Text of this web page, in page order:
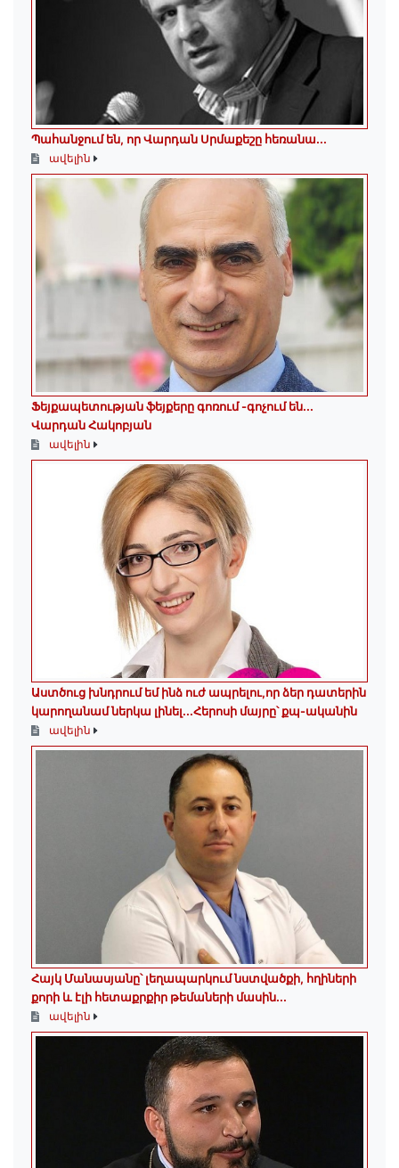
Պահանջում են, որ Վարդան Սրմաքեշը հեռանա․․․
ավելին
Ֆեյքապետության ֆեյքերը գոռում -գոչում են․․․
Վարդան Հակոբյան
ավելին
Աստծուց խնդրում եմ ինձ ուժ ապրելու,որ ձեր դատերին
կարողանամ ներկա լինել․․․Հերոսի մայրը՝ քպ-ականին
ավելին
Հայկ Մանասյանը՝ լեղապարկում նստվածքի, հղիների
քորի և էլի հետաքրքիր թեմաների մասին․․․
ավելին